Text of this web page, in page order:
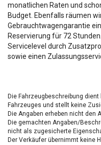
monatlichen Raten und
Budget. Ebenfalls räumen
Gebrauchtwagengarantie
Reservierung für 72
Servicelevel durch
sowie einen
Die Fahrzeugbeschreibung
Fahrzeuges und stellt keine
Die Angaben erheben nicht den
Die gemachten Angaben/
nicht als zugesicherte
Der Verkäufer übernimmt keine